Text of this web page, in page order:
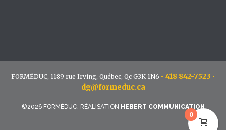
FORMÉDUC, 1189 rue Irving, Québec, Qc G3K 1N6 • 418 842-7523 •
dg@formeduc.ca
©2026 FORMÉDUC. RÉALISATION HEBERT COMMUNICATION
0